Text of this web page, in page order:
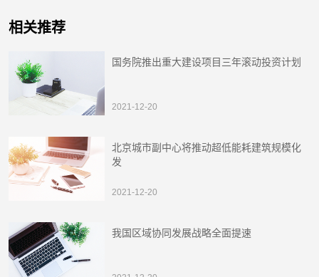
相关推荐
国务院推出重大建设项目三年滚动投资计划
2021-12-20
北京城市副中心将推动超低能耗建筑规模化
发
2021-12-20
我国区域协同发展战略全面提速